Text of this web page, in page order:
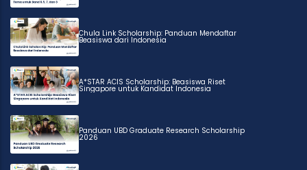
Chula Link Scholarship: Panduan Mendaftar
Beasiswa dari Indonesia
A*STAR ACIS Scholarship: Beasiswa Riset
Singapore untuk Kandidat Indonesia
Panduan UBD Graduate Research Scholarship
2026